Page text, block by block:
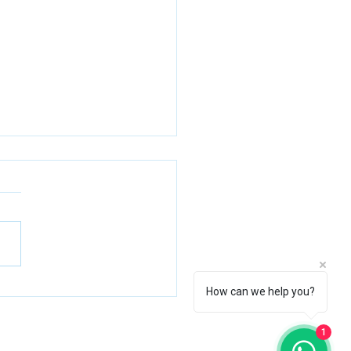
How can we help you?
1